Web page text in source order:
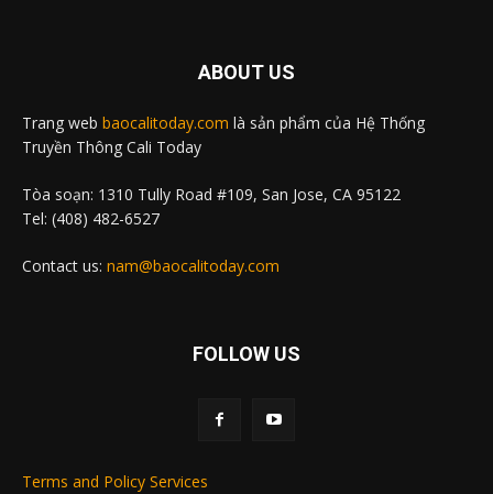
ABOUT US
Trang web baocalitoday.com là sản phẩm của Hệ Thống
Truyền Thông Cali Today
Tòa soạn: 1310 Tully Road #109, San Jose, CA 95122
Tel: (408) 482-6527
Contact us: nam@baocalitoday.com
FOLLOW US
Terms and Policy Services